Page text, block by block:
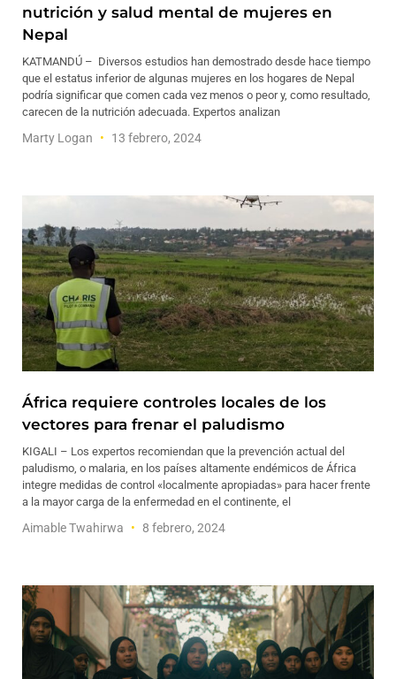
nutrición y salud mental de mujeres en
Nepal
KATMANDÚ – Diversos estudios han demostrado desde hace tiempo
que el estatus inferior de algunas mujeres en los hogares de Nepal
podría significar que comen cada vez menos o peor y, como resultado,
carecen de la nutrición adecuada. Expertos analizan
Marty Logan 13 febrero, 2024
África requiere controles locales de los
vectores para frenar el paludismo
KIGALI – Los expertos recomiendan que la prevención actual del
paludismo, o malaria, en los países altamente endémicos de África
integre medidas de control «localmente apropiadas» para hacer frente
a la mayor carga de la enfermedad en el continente, el
Aimable Twahirwa 8 febrero, 2024